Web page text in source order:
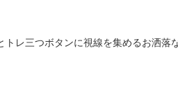
レ三つボタンに視線を集めるお洒落